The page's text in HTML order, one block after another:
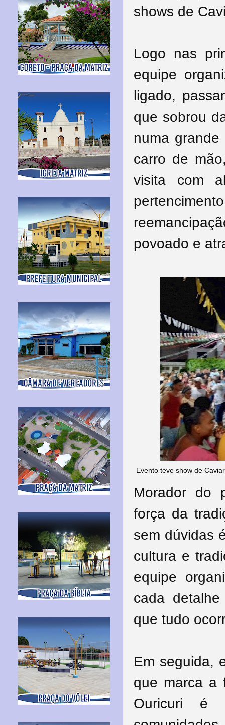
shows de
Logo nas
equipe
ligado,
que sobrou
numa
carro de
visita com
povoado e
Evento teve show de
Morador do
força da
sem dúvidas
cultura e
equipe
cada
que tudo
Em seguida,
que marca a
Ouricuri é